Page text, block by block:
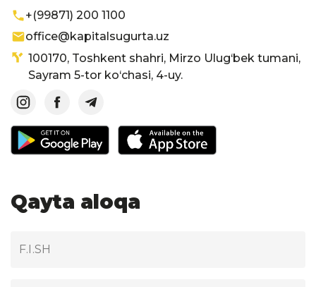
+(99871) 200 1100
office@kapitalsugurta.uz
100170, Toshkent shahri, Mirzo Ulug‘bek tumani,
Sayram 5-tor ko‘chasi, 4-uy.
Qayta aloqa